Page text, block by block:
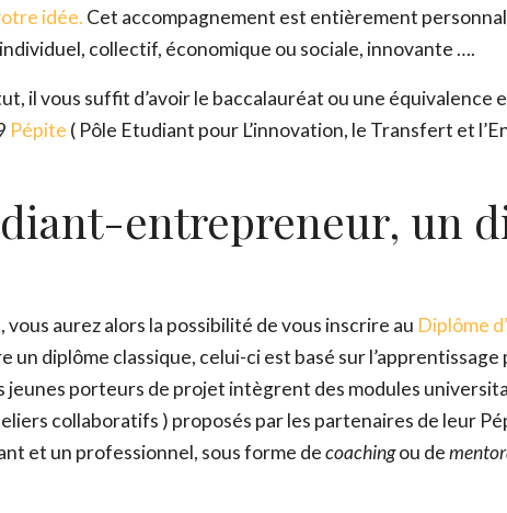
ADOPTE TON RÉSEAU
Envie d’en savoir plus sur les réseaux ?
idée. Cet accompagnement est entièrement
collectif, économique ou sociale, innovante ….
il vous suffit d’avoir le baccalauréat ou une équivalence
Pépite ( Pôle Etudiant pour L’innovation, le Transfert et
entrepreneur, un
aurez alors la possibilité de vous inscrire au Diplôme
un diplôme classique, celui-ci est basé sur l’apprentissage
jeunes porteurs de projet intègrent des modules
collaboratifs ) proposés par les partenaires de leur
et un professionnel, sous forme decoachingou de